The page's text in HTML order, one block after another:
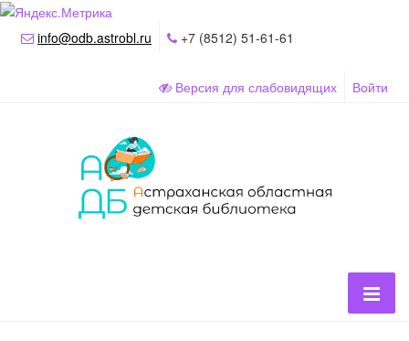
info@odb.astrobl.ru +7 (8512) 51-61-61
Версия для слабовидящих Войти